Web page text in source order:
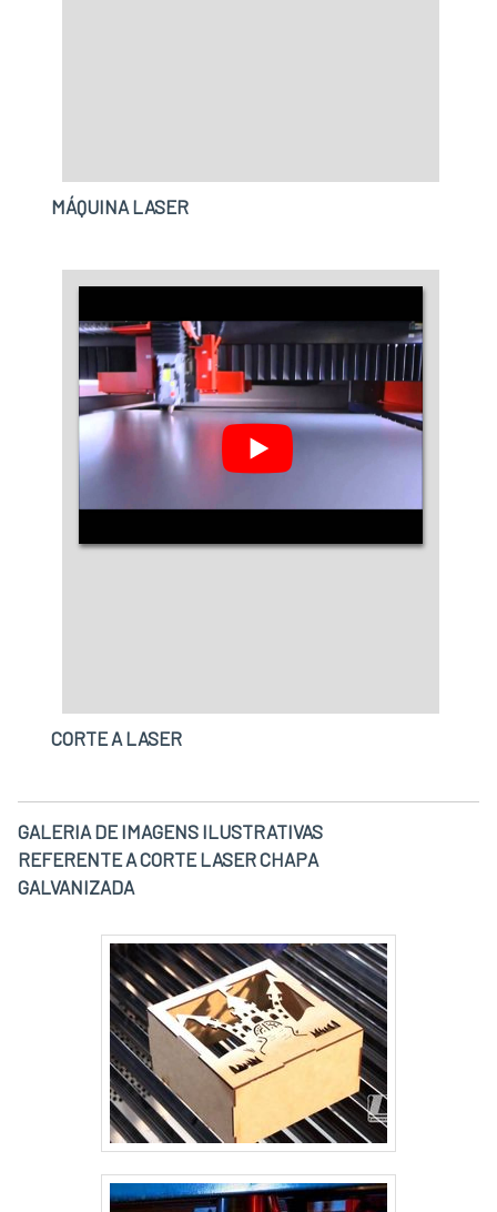
MÁQUINA LASER
CORTE A LASER
GALERIA DE IMAGENS ILUSTRATIVAS
REFERENTE A CORTE LASER CHAPA
GALVANIZADA